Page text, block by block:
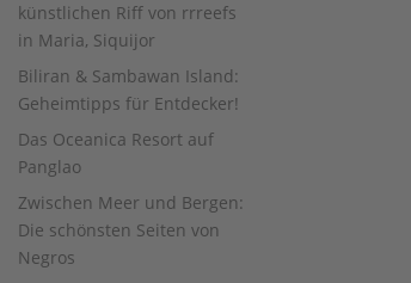
künstlichen Riff von rrreefs
in Maria, Siquijor
Biliran & Sambawan Island:
Geheimtipps für Entdecker!
Das Oceanica Resort auf
Panglao
Zwischen Meer und Bergen:
Die schönsten Seiten von
Negros